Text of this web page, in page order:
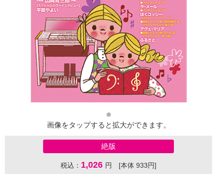
画像をタップすると拡大ができます。
絶版
税込： 1,026 円 [本体 933円]